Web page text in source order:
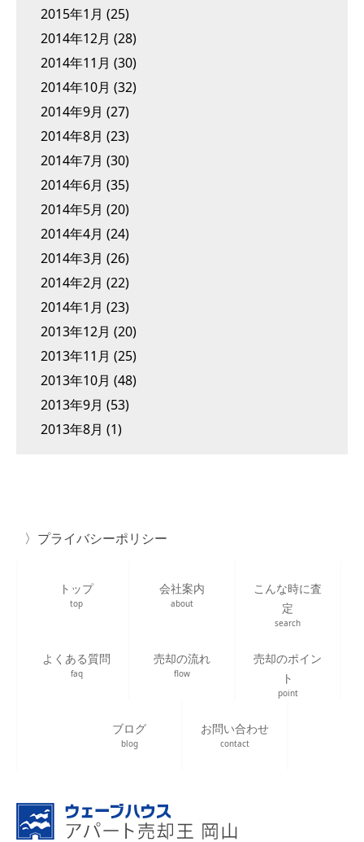
2015年1月 (25)
2014年12月 (28)
2014年11月 (30)
2014年10月 (32)
2014年9月 (27)
2014年8月 (23)
2014年7月 (30)
2014年6月 (35)
2014年5月 (20)
2014年4月 (24)
2014年3月 (26)
2014年2月 (22)
2014年1月 (23)
2013年12月 (20)
2013年11月 (25)
2013年10月 (48)
2013年9月 (53)
2013年8月 (1)
プライバシーポリシー
トップ
top
会社案内
about
こんな時に査
定
search
よくある質問
faq
売却の流れ
flow
売却のポイン
ト
point
ブログ
blog
お問い合わせ
contact